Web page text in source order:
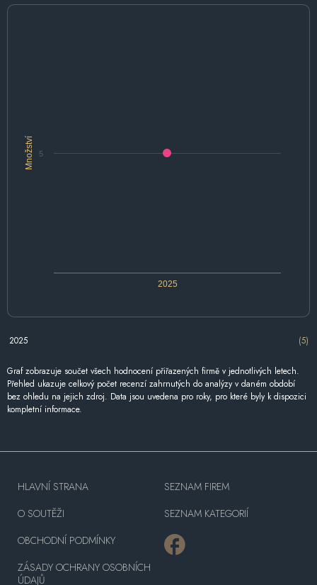
Množství
2025
5
2025 (5)
Graf zobrazuje součet všech hodnocení přiřazených firmě v jednotlivých letech.
Přehled ukazuje celkový počet recenzí zahrnutých do analýzy v daném období
bez ohledu na jejich zdroj. Data jsou uvedena pro roky, pro které byly k dispozici
kompletní informace.
HLAVNÍ STRANA
O SOUTĚŽI
OBCHODNÍ PODMÍNKY
ZÁSADY OCHRANY OSOBNÍCH
ÚDAJŮ
SEZNAM FIREM
SEZNAM KATEGORIÍ